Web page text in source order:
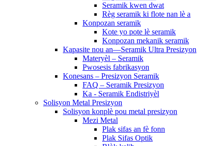
Seramik kwen dwat
Règ seramik ki flote nan lè a
Konpozan seramik
Kote yo pote lè seramik
Konpozan mekanik seramik
Kapasite nou an—Seramik Ultra Presizyon
Materyèl – Seramik
Pwosesis fabrikasyon
Konesans – Presizyon Seramik
FAQ – Seramik Presizyon
Ka - Seramik Endistriyèl
Solisyon Metal Presizyon
Solisyon konplè pou metal presizyon
Mezi Metal
Plak sifas an fè fonn
Plak Sifas Optik